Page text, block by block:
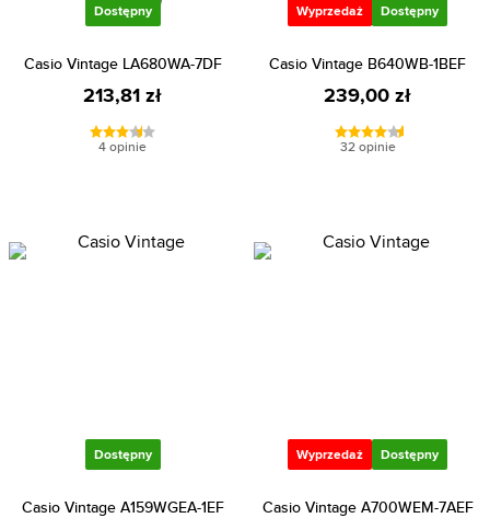
Dostępny
Casio Vintage LA680WA-7DF
213,81 zł
4 opinie
Wyprzedaż Dostępny
Casio Vintage B640WB-1BEF
239,00 zł
32 opinie
Dostępny
Casio Vintage A159WGEA-1EF
Wyprzedaż Dostępny
Casio Vintage A700WEM-7AEF